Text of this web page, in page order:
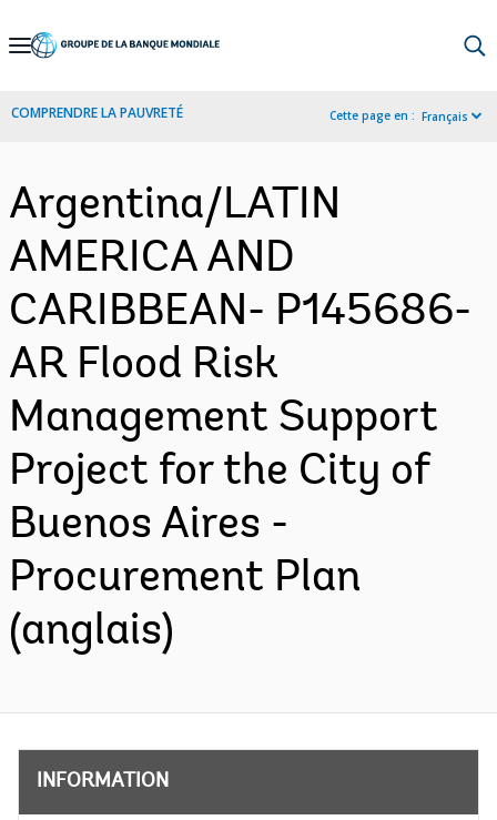
Skip
Navigation
COMPRENDRE LA PAUVRETÉ Cette page en : Français
Argentina/LATIN
AMERICA AND
CARIBBEAN- P145686-
AR Flood Risk
Management Support
Project for the City of
Buenos Aires -
Procurement Plan
(anglais)
INFORMATION